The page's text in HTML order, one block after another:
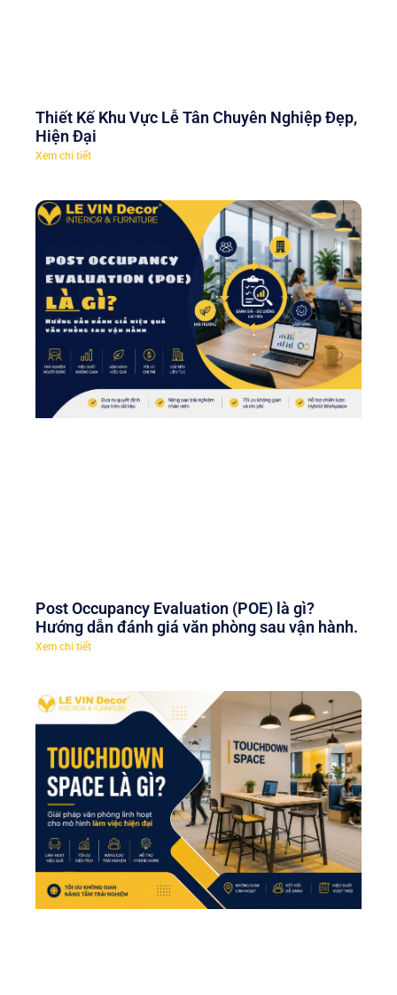
Thiết Kế Khu Vực Lễ Tân Chuyên Nghiệp Đẹp,
Hiện Đại
Xem chi tiết
Post Occupancy Evaluation (POE) là gì?
Hướng dẫn đánh giá văn phòng sau vận hành.
Xem chi tiết